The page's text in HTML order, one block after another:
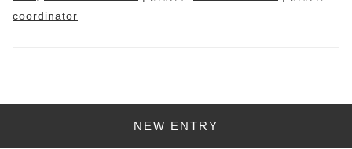
coordinator
NEW ENTRY